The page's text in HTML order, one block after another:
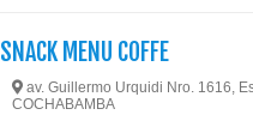
SNACK MENU COFFE
av. Guillermo Urquidi Nro. 1616,
COCHABAMBA